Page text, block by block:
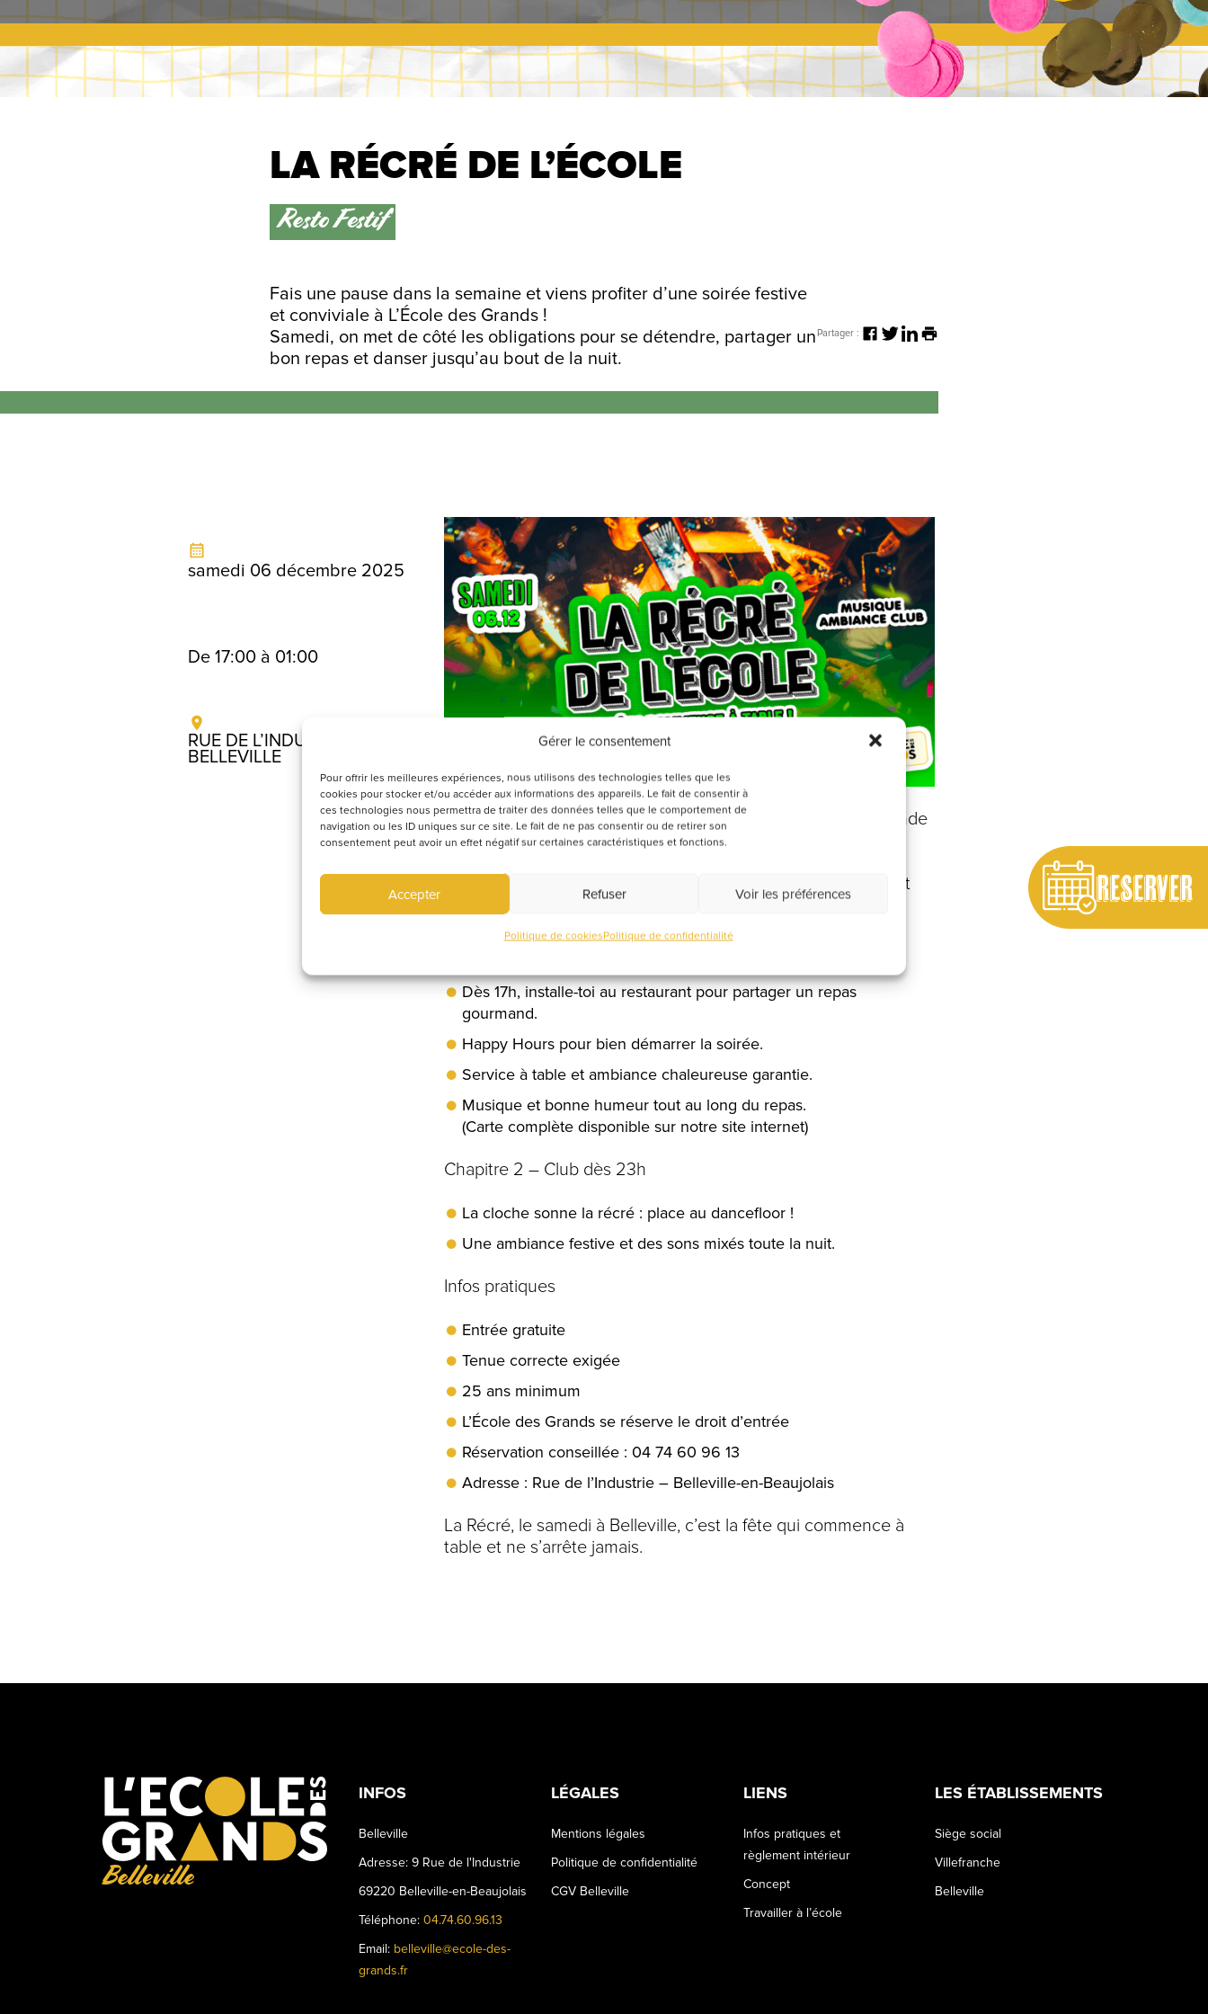
Gérer le consentement
Pour offrir les meilleures expériences, nous utilisons des technologies telles que les
cookies pour stocker et/ou accéder aux informations des appareils. Le fait de consentir à
ces technologies nous permettra de traiter des données telles que le comportement de
navigation ou les ID uniques sur ce site. Le fait de ne pas consentir ou de retirer son
consentement peut avoir un effet négatif sur certaines caractéristiques et fonctions.
Accepter Refuser Voir les préférences
Politique de cookiesPolitique de confidentialité
RESERVER
LA RÉCRÉ DE L’ÉCOLE
Resto Festif
Fais une pause dans la semaine et viens profiter d’une soirée festive
et conviviale à L’École des Grands !
Samedi, on met de côté les obligations pour se détendre, partager un
bon repas et danser jusqu’au bout de la nuit.
Partager :
samedi 06 décembre 2025
De 17:00 à 01:00
RUE DE L’INDUSTRIE , 69220
BELLEVILLE
Oublie les cahiers et profite d’une soirée détendue, gourmande
et festive.
Manger, boire, danser… tout est réuni pour passer un moment
convivial entre amis ou en duo.
Chapitre 1 – Resto & Happy Hours
Dès 17h, installe-toi au restaurant pour partager un repas
gourmand.
Happy Hours pour bien démarrer la soirée.
Service à table et ambiance chaleureuse garantie.
Musique et bonne humeur tout au long du repas.
(Carte complète disponible sur notre site internet)
Chapitre 2 – Club dès 23h
La cloche sonne la récré : place au dancefloor !
Une ambiance festive et des sons mixés toute la nuit.
Infos pratiques
Entrée gratuite
Tenue correcte exigée
25 ans minimum
L’École des Grands se réserve le droit d’entrée
Réservation conseillée : 04 74 60 96 13
Adresse : Rue de l’Industrie – Belleville-en-Beaujolais
La Récré, le samedi à Belleville, c’est la fête qui commence à
table et ne s’arrête jamais.
Belleville
INFOS
Belleville
Adresse: 9 Rue de l'Industrie
69220 Belleville-en-Beaujolais
Téléphone: 04.74.60.96.13
Email: belleville@ecole-des-
grands.fr
LÉGALES
Mentions légales
Politique de confidentialité
CGV Belleville
LIENS
Infos pratiques et
règlement intérieur
Concept
Travailler à l’école
LES ÉTABLISSEMENTS
Siège social
Villefranche
Belleville